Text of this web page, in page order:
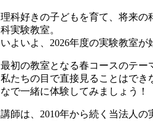
理科好きの子どもを育て、将来の
科実験教室。
いよいよ、2026年度の実験教室が
最初の教室となる春コースのテー
私たちの目で直接見ることはで
なで一緒に体験してみましょう！
講師は、2010年から続く当法人